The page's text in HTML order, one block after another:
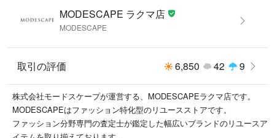
※注意事項はプロフィール欄をご覧ください。
※他サイト及び店舗においても販売している商品です。時間差にて欠品に
なることもございます。予めご了承いただきますようお願いいたします。
こちらの商品はラクマ公式パートナーであるモードスケープによって出品
されています。
MODESCAPE（モードスケープ）はブランド服に特化して買取・販売を
行っているリユースショップです。
渋谷に実店舗もございます。
MODESCAPE ラクマ店
MODESCAPE
取引の評価 6,850 42 9
株式会社モードスケープが運営する、MODESCAPEラクマ店です。
MODESCAPEはファッション特化型のリユースストアです。
ファッション分野専門の査定士が鑑定した幅広いブランドのリユースア